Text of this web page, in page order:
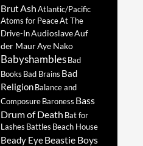
BrutAshAtlantic/Pacific
Atoms for PeaceAt The
Drive-InAudioslaveAuf
der MaurAye Nako
BabyshamblesBad
Books Bad Brains Bad
ReligionBalance and
ComposureBaroness Bass
Drum of Death Bat for
Lashes Battles Beach House
Beady EyeBeastie Boys